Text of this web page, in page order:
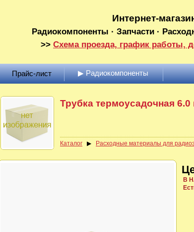
Интернет-
Радиокомпоненты · Запчасти ·
>> Схема проезда, график работы,
Прайс-лист ▶ Радиокомпоненты
Трубка термоусадочная
Каталог ▶ Расходные материалы для
В